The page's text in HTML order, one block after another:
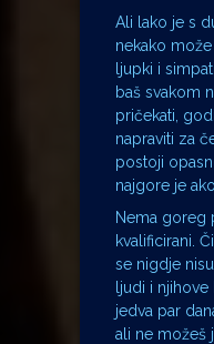
Ali lako je s
nekako
ljupki i
baš svakom
pričekati,
napraviti za
postoji
najgore je
Nema goreg
kvalificirani.
se nigdje
ljudi i njihove
jedva par
ali ne možeš